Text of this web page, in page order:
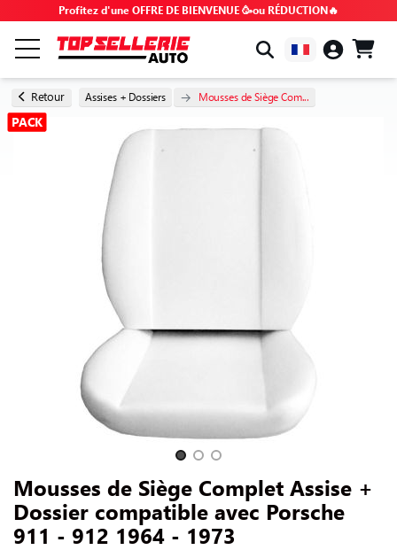
Profitez d'une OFFRE DE BIENVENUE 🥳ou RÉDUCTION🔥
PAR MARQUE & MODÈLE
TOUS LES PRODUITS
CODES PROMO
CONSEILS & TUTOS
NOUS CONTACTER
Retour Assises + Dossiers Mousses de Siège Com...
PACK
Mousses de Siège Complet Assise +
Dossier compatible avec Porsche
911 - 912 1964 - 1973